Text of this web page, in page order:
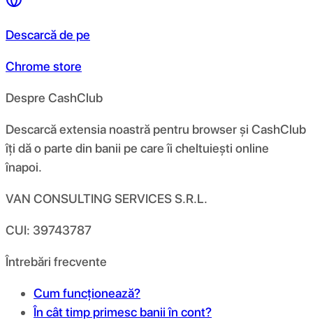
Descarcă de pe
Chrome store
Despre CashClub
Descarcă extensia noastră pentru browser și CashClub
îți dă o parte din banii pe care îi cheltuiești online
înapoi.
VAN CONSULTING SERVICES S.R.L.
CUI: 39743787
Întrebări frecvente
Cum funcționează?
În cât timp primesc banii în cont?